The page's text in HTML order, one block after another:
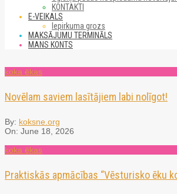
KONTAKTI
E-VEIKALS
Iepirkuma grozs
MAKSĀJUMU TERMINĀLS
MANS KONTS
koka ēkas
Novēlam saviem lasītājiem labi nolīgot!
By: koksne.org
On: June 18, 2026
koka ēkas
Praktiskās apmācības “Vēsturisko ēku